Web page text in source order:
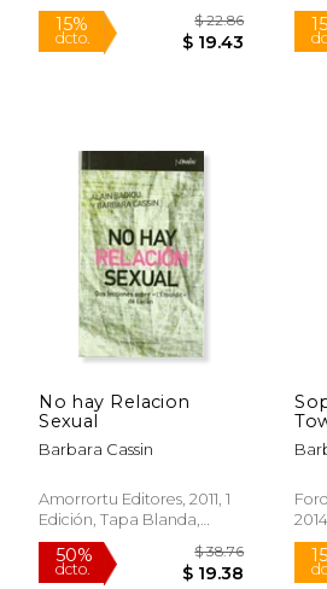
15%
dcto. $ 19.43
No hay Relacion
Sexual
Barbara Cassin
Amorrortu Editores, 2011, 1
Edición, Tapa Blanda,
Nuevo